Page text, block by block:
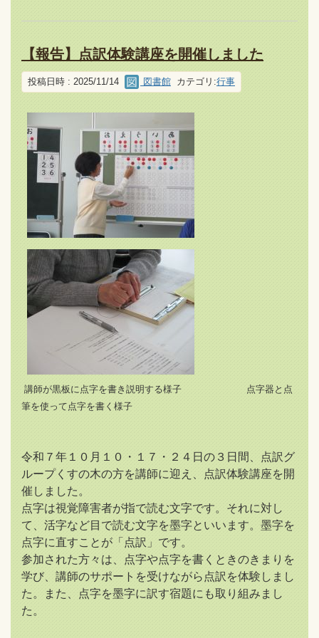
【報告】点訳体験講座を開催しました
投稿日時 : 2025/11/14 図書館 カテゴリ:行事
講師が黒板に点字を書き説明する様子 点字器と点
筆を使って点字を書く様子
令和７年１０月１０・１７・２４日の３日間、点訳グ
ループくすの木の方を講師に迎え、点訳体験講座を開
催しました。
点字は視覚障害者が指で読む文字です。それに対し
て、活字など目で読む文字を墨字といいます。墨字を
点字に直すことが「点訳」です。
参加された方々は、点字や点字を書くときのきまりを
学び、講師のサポートを受けながら点訳を体験しまし
た。また、点字を墨字に訳す宿題にも取り組みまし
た。